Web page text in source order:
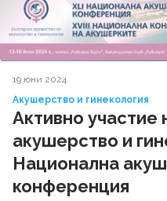
19 юни 2024
Акушерство и гинекология
Активно участие
акушерство и
Национална
конференция